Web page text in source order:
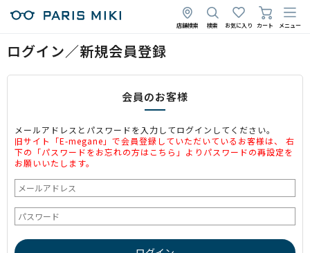
店舗検索 検索 お気に入り カート メニュー
ログイン／新規会員登録
会員のお客様
メールアドレスとパスワードを入力してログインしてください。
旧サイト「E-megane」で会員登録していただいているお客様は、 右
下の「パスワードをお忘れの方はこちら」よりパスワードの再設定を
お願いいたします。